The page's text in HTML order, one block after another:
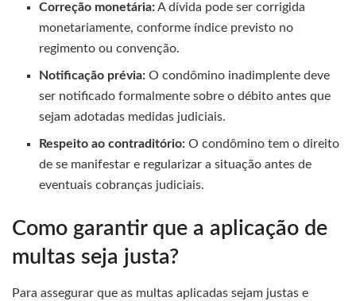
Correção monetária:A dívida pode ser corrigida
monetariamente, conforme índice previsto no
regimento ou convenção.
Notificação prévia: O condômino inadimplente deve
ser notificado formalmente sobre o débito antes que
sejam adotadas medidas judiciais.
Respeito ao contraditório: O condômino tem o direito
de se manifestar e regularizar a situação antes de
eventuais cobranças judiciais.
Como garantir que a aplicação de
multas seja justa?
Para assegurar que as multas aplicadas sejam justas e